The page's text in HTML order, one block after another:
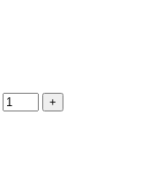
+